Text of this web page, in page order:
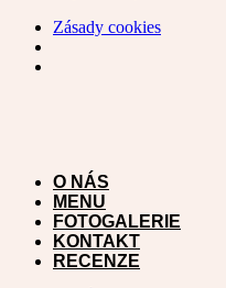
Zásady cookies
O NÁS
MENU
FOTOGALERIE
KONTAKT
RECENZE